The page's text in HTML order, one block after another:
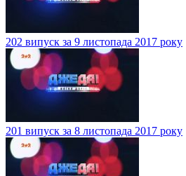
202 випуск за 9 листопада 2017 року
201 випуск за 8 листопада 2017 року